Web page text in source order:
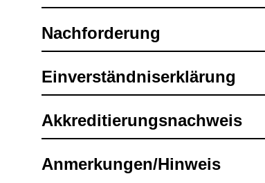
Nach­for­de­rung
Ein­ver­ständ­nis­er­klä­rung
Akkre­di­tie­rungs­nach­weis
Anmer­kun­gen/Hin­weis